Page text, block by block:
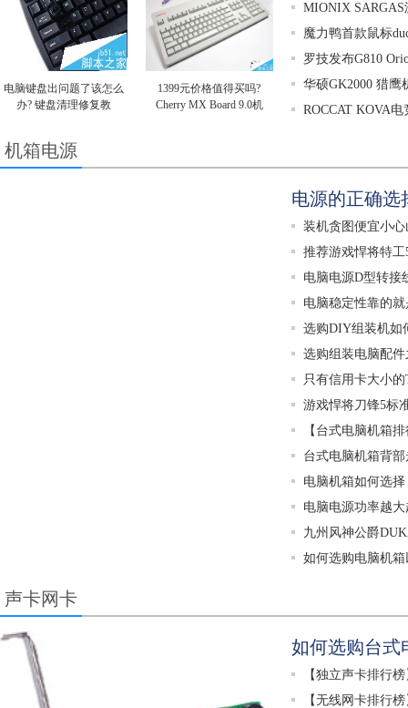
电脑键盘出问题了该怎么
办? 键盘清理修复教
1399元价格值得买吗?
Cherry MX Board 9.0机
MIONIX
魔力鸭首款鼠标
罗技发布G810
华硕GK2000 猎鹰
ROCCAT KOVA
机箱电源
电源的正确选
装机贪图便宜小
推荐游戏悍将特工
电脑电源D型转接
电脑稳定性靠的
选购DIY组装机如
选购组装电脑配
只有信用卡大小的
游戏悍将刀锋5标
【台式电脑机箱
台式电脑机箱背
电脑机箱如何选
电脑电源功率越大
九州风神公爵
如何选购电脑机
声卡网卡
如何选购台式
【独立声卡排行
【无线网卡排行